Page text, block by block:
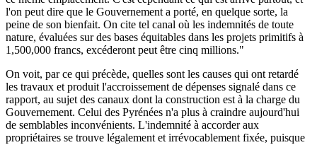
l'on peut dire que le Gouvernement a porté, en quelque sorte, la
peine de son bienfait. On cite tel canal où les indemnités de toute
nature, évaluées sur des bases équitables dans les projets primitifs à
1,500,000 francs, excéderont peut être cinq millions."
On voit, par ce qui précède, quelles sont les causes qui ont retardé
les travaux et produit l'accroissement de dépenses signalé dans ce
rapport, au sujet des canaux dont la construction est à la charge du
Gouvernement. Celui des Pyrénées n'a plus à craindre aujourd'hui
de semblables inconvénients. L'indemnité à accorder aux
propriétaires se trouve légalement et irrévocablement fixée, puisque